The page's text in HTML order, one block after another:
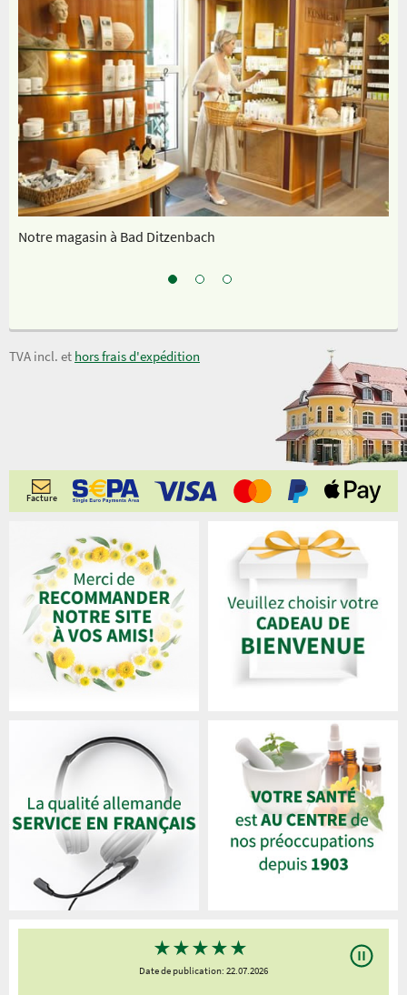
Notre magasin à Bad Ditzenbach
TVA incl. et hors frais d'expédition
Facture
★★★★★
Date de publication: 22.07.2026